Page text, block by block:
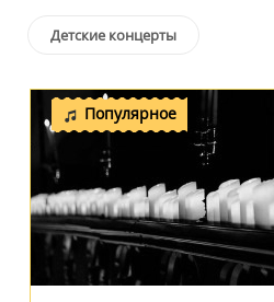
Детские концерты
Популярное